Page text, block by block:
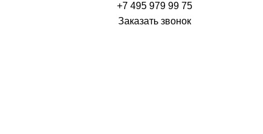
+7 495 979 99 75
Заказать звонок